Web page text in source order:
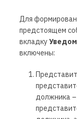
Для
предстоящем
вкладку
включены:
должника –